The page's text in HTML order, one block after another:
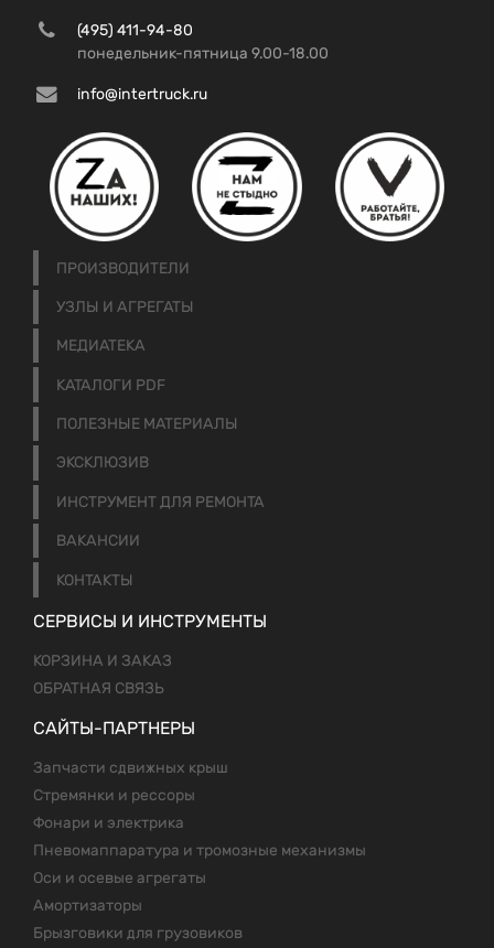
(495) 411-94-80
понедельник-пятница 9.00-18.00
info@intertruck.ru
ПРОИЗВОДИТЕЛИ
УЗЛЫ И АГРЕГАТЫ
МЕДИАТЕКА
КАТАЛОГИ PDF
ПОЛЕЗНЫЕ МАТЕРИАЛЫ
ЭКСКЛЮЗИВ
ИНСТРУМЕНТ ДЛЯ РЕМОНТА
ВАКАНСИИ
КОНТАКТЫ
СЕРВИСЫ И ИНСТРУМЕНТЫ
КОРЗИНА И ЗАКАЗ
ОБРАТНАЯ СВЯЗЬ
САЙТЫ-ПАРТНЕРЫ
Запчасти сдвижных крыш
Стремянки и рессоры
Фонари и электрика
Пневомаппаратура и тромозные механизмы
Оси и осевые агрегаты
Амортизаторы
Брызговики для грузовиков